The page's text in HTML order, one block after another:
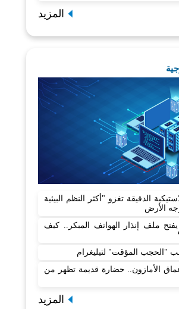
المزيد
الدقيقة تغزو "أكثر النظم البيئية
الأرض
ملف إنذار الهواتف المبكر.. كيف
"الحجب المؤقت" لتيليغرام
الأمازون.. حضارة قديمة تظهر من
المزيد